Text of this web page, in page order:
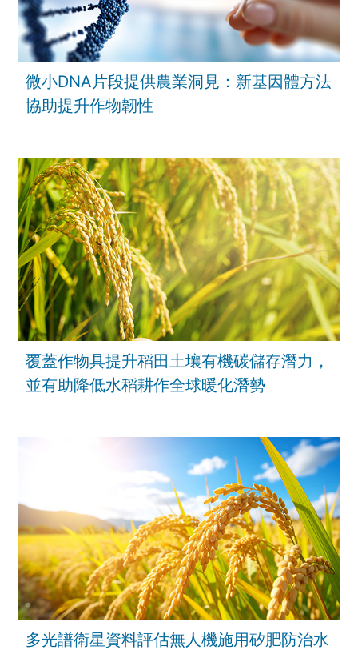
微小DNA片段提供農業洞見：新基因體方法
協助提升作物韌性
覆蓋作物具提升稻田土壤有機碳儲存潛力，
並有助降低水稻耕作全球暖化潛勢
多光譜衛星資料評估無人機施用矽肥防治水